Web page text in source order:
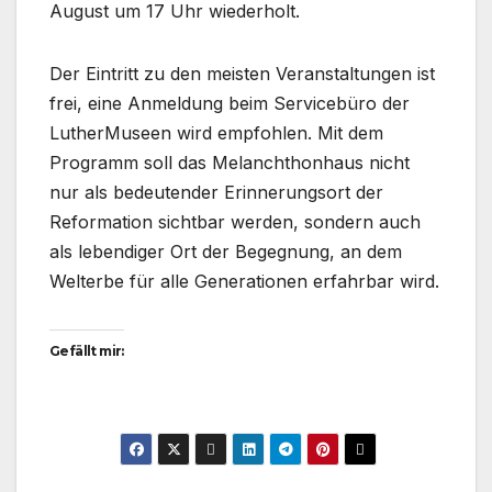
August um 17 Uhr wiederholt.
Der Eintritt zu den meisten Veranstaltungen ist
frei, eine Anmeldung beim Servicebüro der
LutherMuseen wird empfohlen. Mit dem
Programm soll das Melanchthonhaus nicht
nur als bedeutender Erinnerungsort der
Reformation sichtbar werden, sondern auch
als lebendiger Ort der Begegnung, an dem
Welterbe für alle Generationen erfahrbar wird.
Gefällt mir: